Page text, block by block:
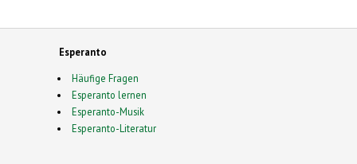
Esperanto
Häufige Fragen
Esperanto lernen
Esperanto-Musik
Esperanto-Literatur